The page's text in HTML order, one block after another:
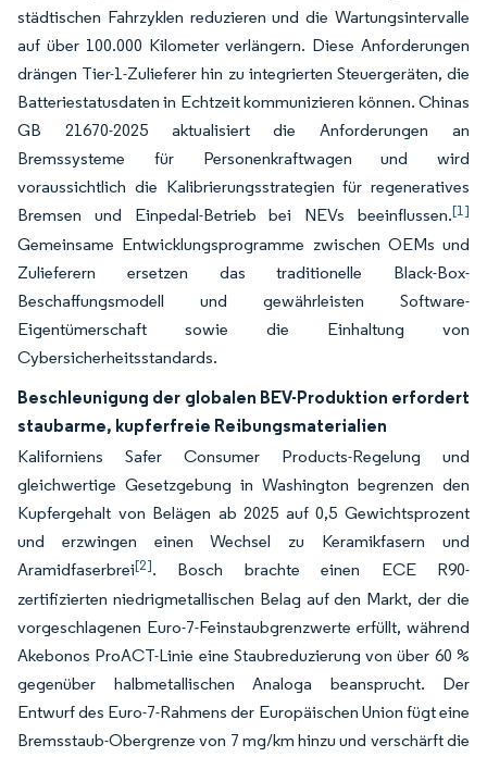
städtischen Fahrzyklen reduzieren und die Wartungsintervalle
auf über 100.000 Kilometer verlängern. Diese Anforderungen
drängen Tier-1-Zulieferer hin zu integrierten Steuergeräten, die
Batteriestatusdaten in Echtzeit kommunizieren können. Chinas
GB 21670-2025 aktualisiert die Anforderungen an
Bremssysteme für Personenkraftwagen und wird
voraussichtlich die Kalibrierungsstrategien für regeneratives
Bremsen und Einpedal-Betrieb bei NEVs beeinflussen.[1]
Gemeinsame Entwicklungsprogramme zwischen OEMs und
Zulieferern ersetzen das traditionelle Black-Box-
Beschaffungsmodell und gewährleisten Software-
Eigentümerschaft sowie die Einhaltung von
Cybersicherheitsstandards.
Beschleunigung der globalen BEV-Produktion erfordert
staubarme, kupferfreie Reibungsmaterialien
Kaliforniens Safer Consumer Products-Regelung und
gleichwertige Gesetzgebung in Washington begrenzen den
Kupfergehalt von Belägen ab 2025 auf 0,5 Gewichtsprozent
und erzwingen einen Wechsel zu Keramikfasern und
Aramidfaserbrei[2]. Bosch brachte einen ECE R90-
zertifizierten niedrigmetallischen Belag auf den Markt, der die
vorgeschlagenen Euro-7-Feinstaubgrenzwerte erfüllt, während
Akebonos ProACT-Linie eine Staubreduzierung von über 60 %
gegenüber halbmetallischen Analoga beansprucht. Der
Entwurf des Euro-7-Rahmens der Europäischen Union fügt eine
Bremsstaub-Obergrenze von 7 mg/km hinzu und verschärft die